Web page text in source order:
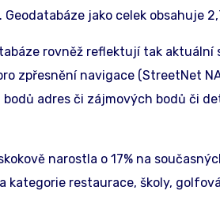
jako celek obsahuje
rovněž reflektují tak
zpřesnění navigace (StreetNet
bodů adres či zájmových bodů či
narostla o 17% na
kategorie restaurace, školy,